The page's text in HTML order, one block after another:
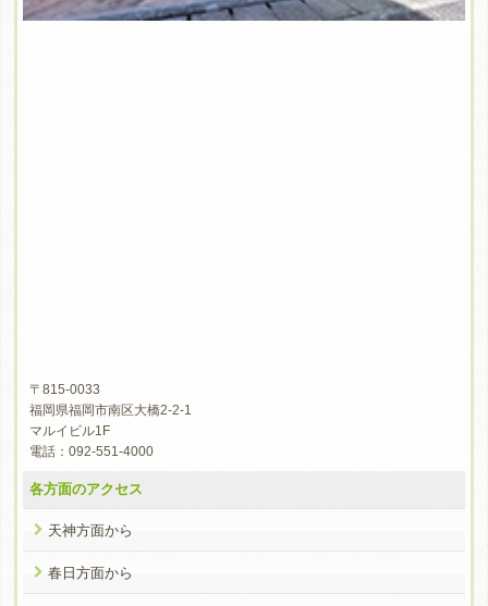
〒815-0033
福岡県福岡市南区大橋2-2-1
マルイビル1F
電話：092-551-4000
各方面のアクセス
天神方面から
春日方面から